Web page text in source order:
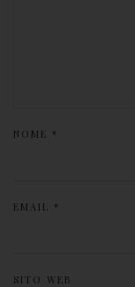
NOME *
EMAIL *
SITO WEB